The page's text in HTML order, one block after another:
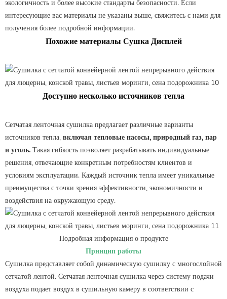
экологичность и более высокие стандарты безопасности. Если
интересующие вас материалы не указаны выше, свяжитесь с нами для
получения более подробной информации.
Похожие материалы Сушка Дисплей
Доступно несколько источников тепла
Сетчатая ленточная сушилка предлагает различные варианты
источников тепла, включая тепловые насосы, природный газ, пар
и уголь. Такая гибкость позволяет разрабатывать индивидуальные
решения, отвечающие конкретным потребностям клиентов и
условиям эксплуатации. Каждый источник тепла имеет уникальные
преимущества с точки зрения эффективности, экономичности и
воздействия на окружающую среду.
Подробная информация о продукте
Принцип работы
Сушилка представляет собой динамическую сушилку с многослойной
сетчатой ​​лентой. Сетчатая ленточная сушилка через систему подачи
воздуха подает воздух в сушильную камеру в соответствии с